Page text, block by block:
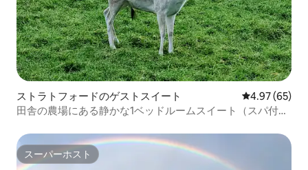
ストラトフォードのゲストスイート レビュー65
4.97 (65)
田舎の農場にある静かな1ベッドルームスイート（スパ付
スーパーホスト
スーパーホスト